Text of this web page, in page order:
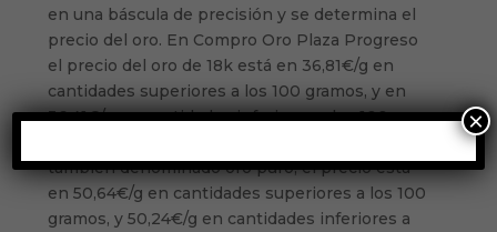
en una báscula de precisión y se determina el
precio del oro. En Compro Oro Plaza Progreso
el precio del oro de 18k está en 36,81€/g en
cantidades superiores a los 100 gramos, y en
36,41€/g en cantidades inferiores a los 100
también denominado oro puro, el precio está
en 50,64€/g en cantidades superiores a los 100
gramos, y 50,24€/g en cantidades inferiores a
×